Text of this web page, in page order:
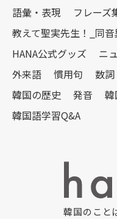
語彙・表現
フレーズ
教えて聖実先生！_同
HANA公式グッズ
ニ
外来語
慣用句 数詞
韓国の歴史
発音 韓
韓国語学習Q&A
韓国のこと